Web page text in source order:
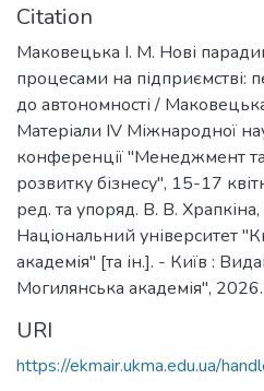
Citation
Маковецька І. М. Нові
процесами на підприємстві:
до автономності /
Матеріали ІV Міжнародної
конференції "Менеджмент
розвитку бізнесу", 15-17
ред. та упоряд. В. В.
Національний університет
академія" [та ін.]. - Київ :
Могилянська академія",
URI
https://ekmair.ukma.edu.ua/